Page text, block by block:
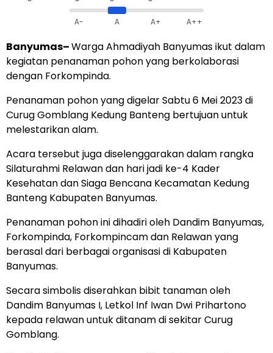
A- A A+ A++
Banyumas–Warga Ahmadiyah Banyumas ikut dalam
kegiatan penanaman pohon yang berkolaborasi
dengan Forkompinda.
Penanaman pohon yang digelar Sabtu 6 Mei 2023 di
Curug Gomblang Kedung Banteng bertujuan untuk
melestarikan alam.
Acara tersebut juga diselenggarakan dalam rangka
Silaturahmi Relawan dan hari jadi ke-4 Kader
Kesehatan dan Siaga Bencana Kecamatan Kedung
Banteng Kabupaten Banyumas.
Penanaman pohon ini dihadiri oleh Dandim Banyumas,
Forkompinda, Forkompincam dan Relawan yang
berasal dari berbagai organisasi di Kabupaten
Banyumas.
Secara simbolis diserahkan bibit tanaman oleh
Dandim Banyumas I, Letkol Inf Iwan Dwi Prihartono
kepada relawan untuk ditanam di sekitar Curug
Gomblang.